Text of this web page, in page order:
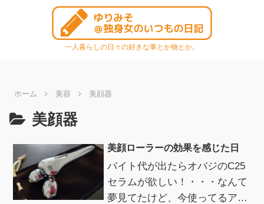
一人暮らしの日々の好きな事とか物とか。
ホーム 美容 美顔器
美顔器
美顔ローラーの効果を感じた日
バイト代が出たらオバジのC25
セラムが欲しい！・・・なんて
夢見てたけど、今使ってるアス